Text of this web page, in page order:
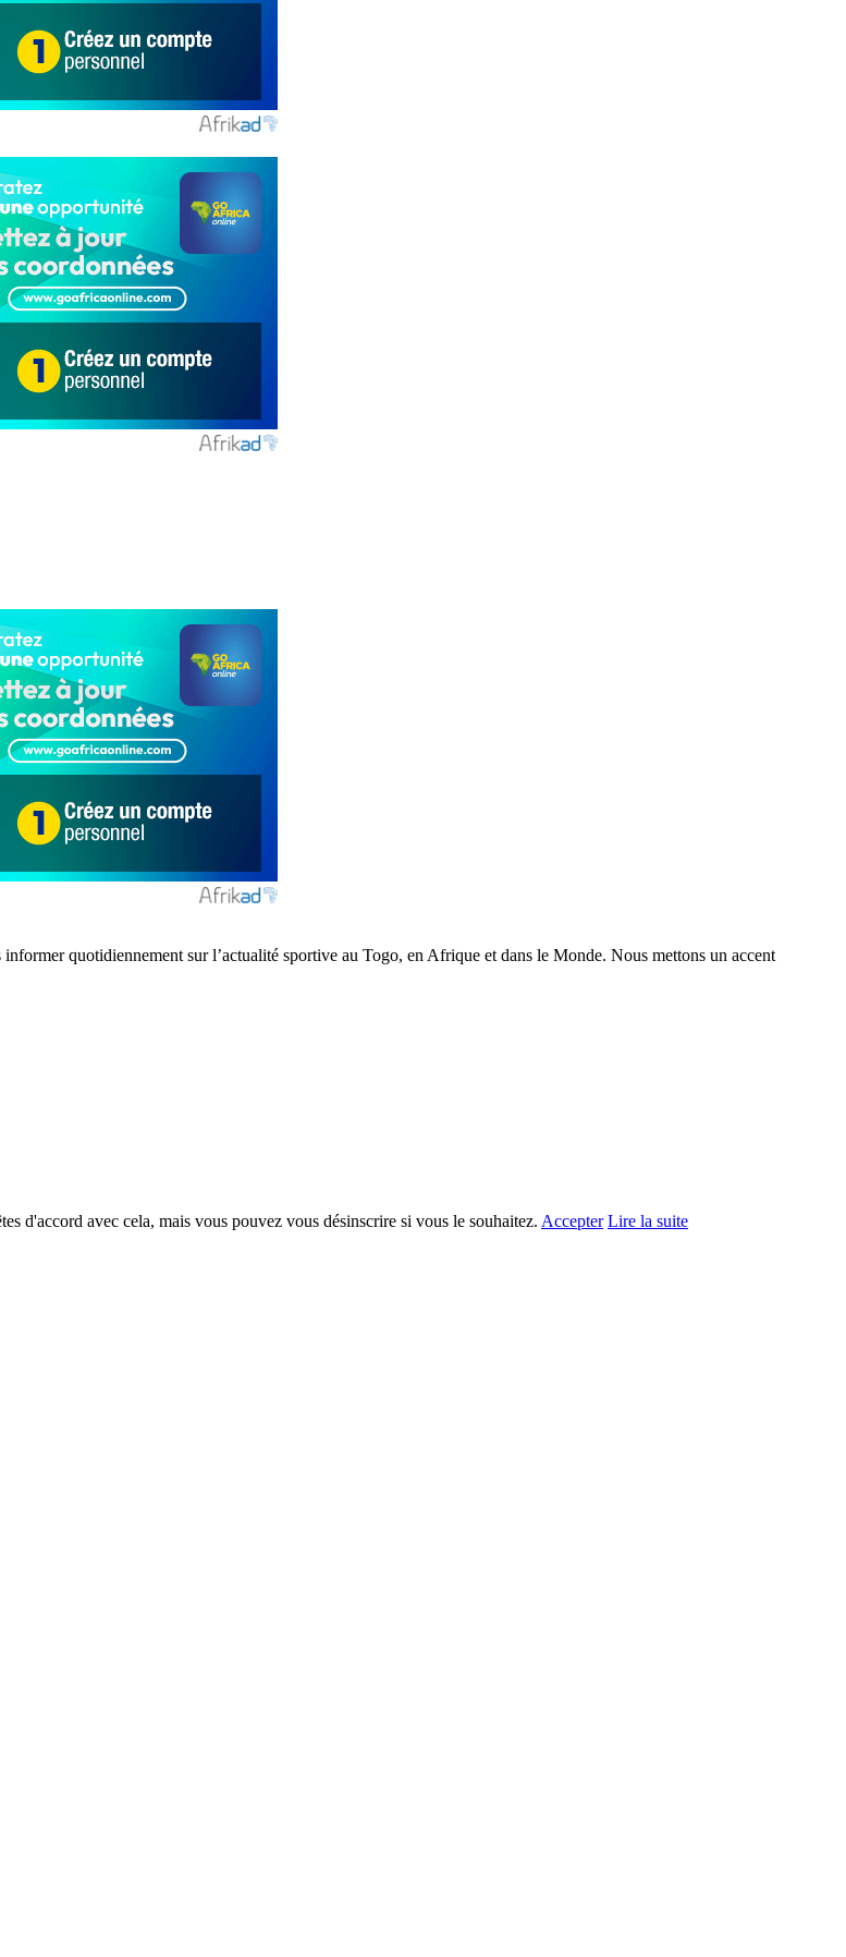
quotidiennement sur l’actualité sportive au Togo, en Afrique et dans le Monde. Nous mettons un accent
d'accord avec cela, mais vous pouvez vous désinscrire si vous le souhaitez. Accepter Lire la suite